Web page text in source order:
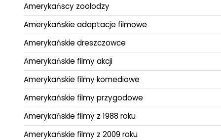
Amerykańscy zoolodzy
Amerykańskie adaptacje filmowe
Amerykańskie dreszczowce
Amerykańskie filmy akcji
Amerykańskie filmy komediowe
Amerykańskie filmy przygodowe
Amerykańskie filmy z 1988 roku
Amerykańskie filmy z 2009 roku